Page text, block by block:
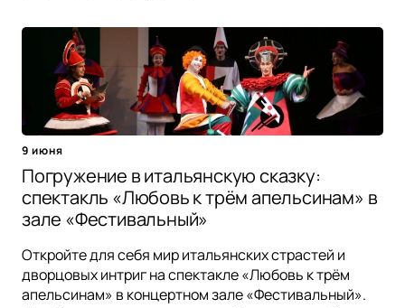
9 июня
Погружение в итальянскую сказку:
спектакль «Любовь к трём апельсинам» в
зале «Фестивальный»
Откройте для себя мир итальянских страстей и
дворцовых интриг на спектакле «Любовь к трём
апельсинам» в концертном зале «Фестивальный».